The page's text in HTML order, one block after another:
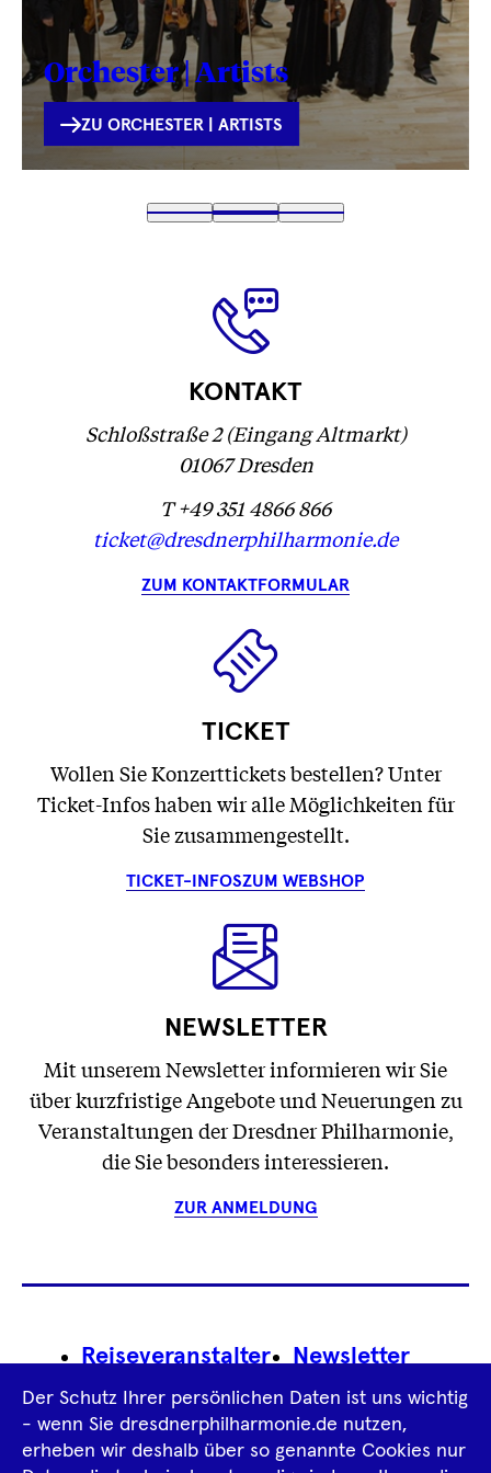
Orchester | Artists
INTERNE
VERLINKUNG
ZU ORCHESTER | ARTISTS
Text
1
Text
2
(
...
Text
3
KONTAKT
Schloßstraße 2 (Eingang Altmarkt)
01067 Dresden
T +49 351 4866 866
ticket@dresdnerphilharmonie.de
ZUM KONTAKTFORMULAR
TICKET
Wollen Sie Konzerttickets bestellen? Unter
Ticket-Infos haben wir alle Möglichkeiten für
Sie zusammengestellt.
TICKET-INFOSZUM WEBSHOP
NEWSLETTER
Mit unserem Newsletter informieren wir Sie
über kurzfristige Angebote und Neuerungen zu
Veranstaltungen der Dresdner Philharmonie,
die Sie besonders interessieren.
ZUR ANMELDUNG
Footer
Reiseveranstalter Newsletter
Impressum
Datenschutz­information AGB
Der Schutz Ihrer persönlichen Daten ist uns wichtig
- wenn Sie dresdnerphilharmonie.de nutzen,
erheben wir deshalb über so genannte Cookies nur